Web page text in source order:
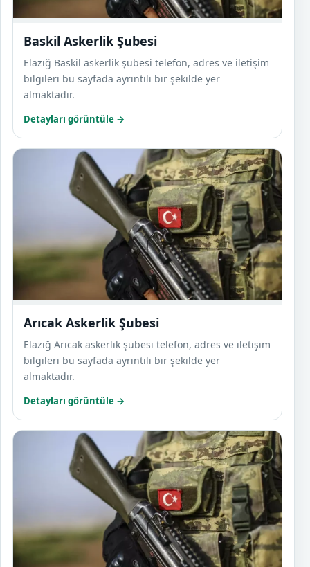
Baskil Askerlik Şubesi
Elazığ Baskil askerlik şubesi telefon, adres ve iletişim
bilgileri bu sayfada ayrıntılı bir şekilde yer
almaktadır.
Detayları görüntüle →
Arıcak Askerlik Şubesi
Elazığ Arıcak askerlik şubesi telefon, adres ve iletişim
bilgileri bu sayfada ayrıntılı bir şekilde yer
almaktadır.
Detayları görüntüle →